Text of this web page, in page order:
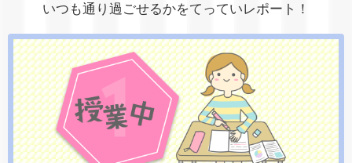
いつも通り過ごせるかをてっていレポート！